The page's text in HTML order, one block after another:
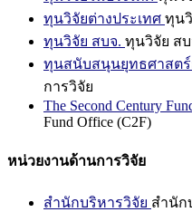
ทุนวิจัยต่างประเทศ ทุน
ทุนวิจัย สบจ. ทุนวิจัย สบ
ทุนสนับสนุนยุทธศาสตร์
การวิจัย
The Second Century
Fund Office (C2F)
หน่วยงานด้านการวิจัย
สำนักบริหารวิจัย สำนัก